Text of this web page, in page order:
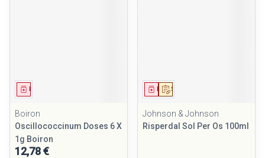
Boiron
Oscillococcinum Doses 6 X
1g Boiron
12,78 €
Sur prescription
Médicament
Johnson & Johnson
Risperdal Sol Per Os 100ml